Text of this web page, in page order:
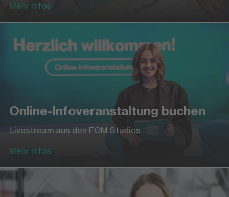
Mehr Infos
Online-Infoveranstaltung buchen
Livestream aus den FOM Studios
Mehr Infos